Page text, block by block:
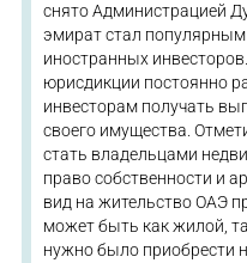
снято Администрацией
эмират стал
иностранных
юрисдикции постоянно
инвесторам получать
своего имущества.
стать владельцами
право собственности и
вид на жительство ОАЭ
может быть как жилой,
нужно было приобрести